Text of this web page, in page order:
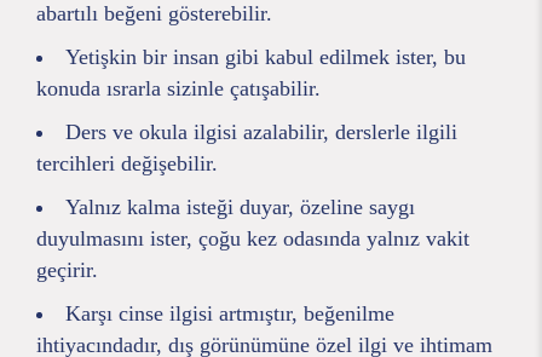
abartılı beğeni gösterebilir.
Yetişkin bir insan gibi kabul edilmek ister, bu
konuda ısrarla sizinle çatışabilir.
Ders ve okula ilgisi azalabilir, derslerle ilgili
tercihleri değişebilir.
Yalnız kalma isteği duyar, özeline saygı
duyulmasını ister, çoğu kez odasında yalnız vakit
geçirir.
Karşı cinse ilgisi artmıştır, beğenilme
ihtiyacındadır, dış görünümüne özel ilgi ve ihtimam